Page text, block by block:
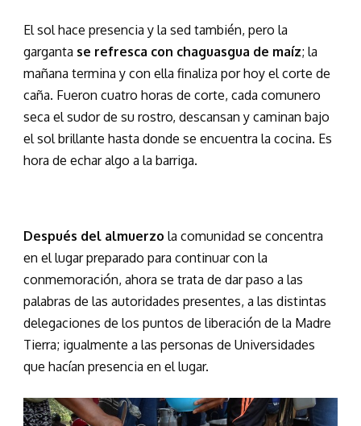
El sol hace presencia y la sed también, pero la
garganta se refresca con chaguasgua de maíz; la
mañana termina y con ella finaliza por hoy el corte de
caña. Fueron cuatro horas de corte, cada comunero
seca el sudor de su rostro, descansan y caminan bajo
el sol brillante hasta donde se encuentra la cocina. Es
hora de echar algo a la barriga.
Después del almuerzo la comunidad se concentra
en el lugar preparado para continuar con la
conmemoración, ahora se trata de dar paso a las
palabras de las autoridades presentes, a las distintas
delegaciones de los puntos de liberación de la Madre
Tierra; igualmente a las personas de Universidades
que hacían presencia en el lugar.